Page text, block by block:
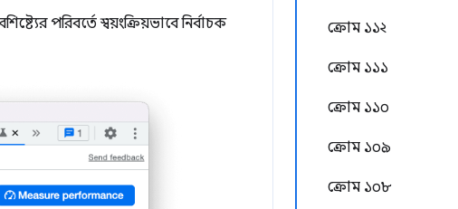
ক্রোম ১১২
ক্রোম ১১১
ক্রোম ১১০
ক্রোম ১০৯
ক্রোম ১০৮
পরিবর্তে স্বয়ংক্রিয়ভাবে নির্বাচক